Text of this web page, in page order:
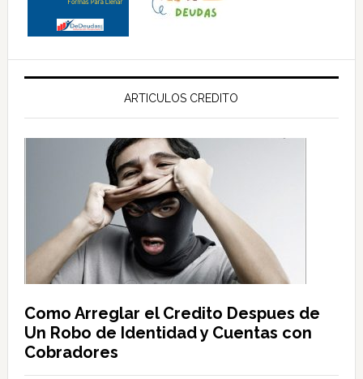
ARTICULOS CREDITO
Como Arreglar el Credito Despues de
Un Robo de Identidad y Cuentas con
Cobradores